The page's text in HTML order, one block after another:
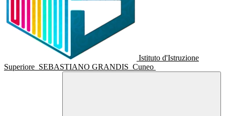
Istituto d'Istruzione
Superiore SEBASTIANO GRANDIS Cuneo